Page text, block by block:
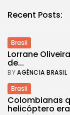
Recent Posts:
Brasil
Lorrane
de...
BYAGÊNCIA BRASIL
Brasil
Colombianas
helicóptero